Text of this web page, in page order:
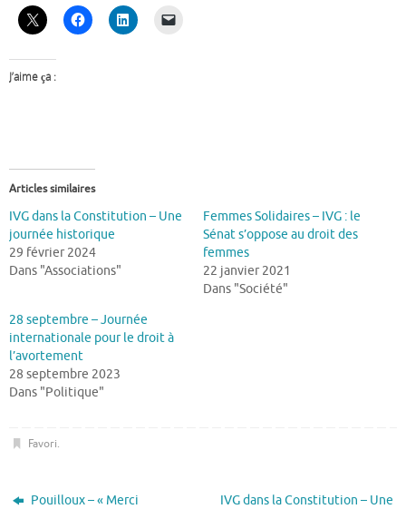
J’aime ça :
Articles similaires
IVG dans la Constitution – Une
journée historique
29 février 2024
Dans "Associations"
Femmes Solidaires – IVG : le
Sénat s’oppose au droit des
femmes
22 janvier 2021
Dans "Société"
28 septembre – Journée
internationale pour le droit à
l’avortement
28 septembre 2023
Dans "Politique"
Favori.
Pouilloux – « Merci
IVG dans la Constitution – Une